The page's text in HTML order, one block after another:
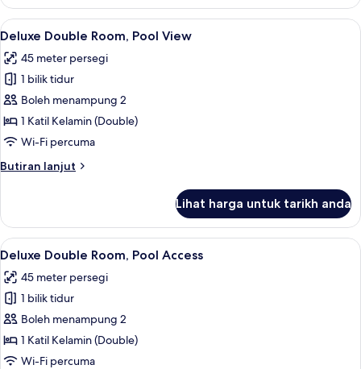
Twin
Pool
Access
Lihat
semua
foto
untuk
Deluxe
Double
Room,
View
Deluxe Double Room, Pool View |
9
Deluxe Double Room, Pool View
45 meter persegi
1 bilik tidur
Boleh menampung 2
1 Katil Kelamin (Double)
Wi-Fi percuma
Butiran lanjut
Butiran
Double
Room,
Pool
Lihat harga untuk tarikh anda
Lihat
semua
foto
untuk
Deluxe
Double
Room,
Deluxe Double Room, Pool Access |
8
Deluxe Double Room, Pool Access
45 meter persegi
1 bilik tidur
Boleh menampung 2
1 Katil Kelamin (Double)
Wi-Fi percuma